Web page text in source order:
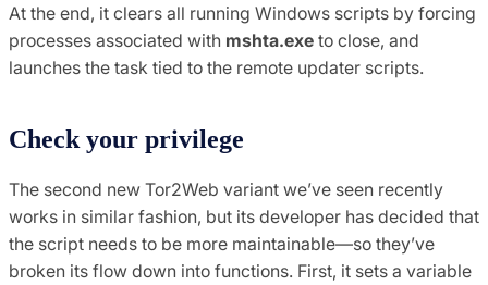
At the end, it clears all running Windows scripts by forcing
processes associated with mshta.exe to close, and
launches the task tied to the remote updater scripts.
Check your privilege
The second new Tor2Web variant we’ve seen recently
works in similar fashion, but its developer has decided that
the script needs to be more maintainable—so they’ve
broken its flow down into functions. First, it sets a variable